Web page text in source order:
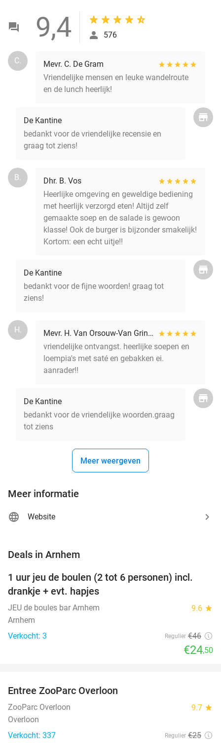
9,4 576
C.
Mevr. C. De Gram
Vriendelijke mensen en leuke wandelroute
en de lunch heerlijk!
De Kantine
bedankt voor de vriendelijke recensie en
graag tot ziens!
B.
Dhr. B. Vos
Heerlijke omgeving en geweldige bediening
met heerlijk verzorgd eten! Altijd zelf
gemaakte soep en de salade is gewoon
klasse! Ook de burger is bijzonder smakelijk!
Kortom: een echt uitje!!
De Kantine
bedankt voor de fijne woorden! graag tot
ziens!
H.
Mevr. H. Van Orsouw-Van Grinsven
vriendelijke ontvangst. heerlijke soepen en
loempia's met saté en gebakken ei.
aanrader!!
De Kantine
bedankt voor de vriendelijke woorden.graag
tot ziens
Meer weergeven
Meer informatie
Website
Deals in Arnhem
47%
NEW
TODAY
1 uur jeu de boulen (2 tot 6 personen) incl.
drankje + evt. hapjes
JEU de boules bar Arnhem 9.6 star
Arnhem
Verkocht: 3
Regulier €46
€24,50
TODAY
Entree ZooParc Overloon
ZooParc Overloon 9.7 star
Overloon
Verkocht: 337
Regulier €25